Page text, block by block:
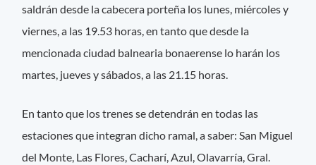
saldrán desde la cabecera porteña los lunes, miércoles y
viernes, a las 19.53 horas, en tanto que desde la
mencionada ciudad balnearia bonaerense lo harán los
martes, jueves y sábados, a las 21.15 horas.
En tanto que los trenes se detendrán en todas las
estaciones que integran dicho ramal, a saber: San Miguel
del Monte, Las Flores, Cacharí, Azul, Olavarría, Gral.